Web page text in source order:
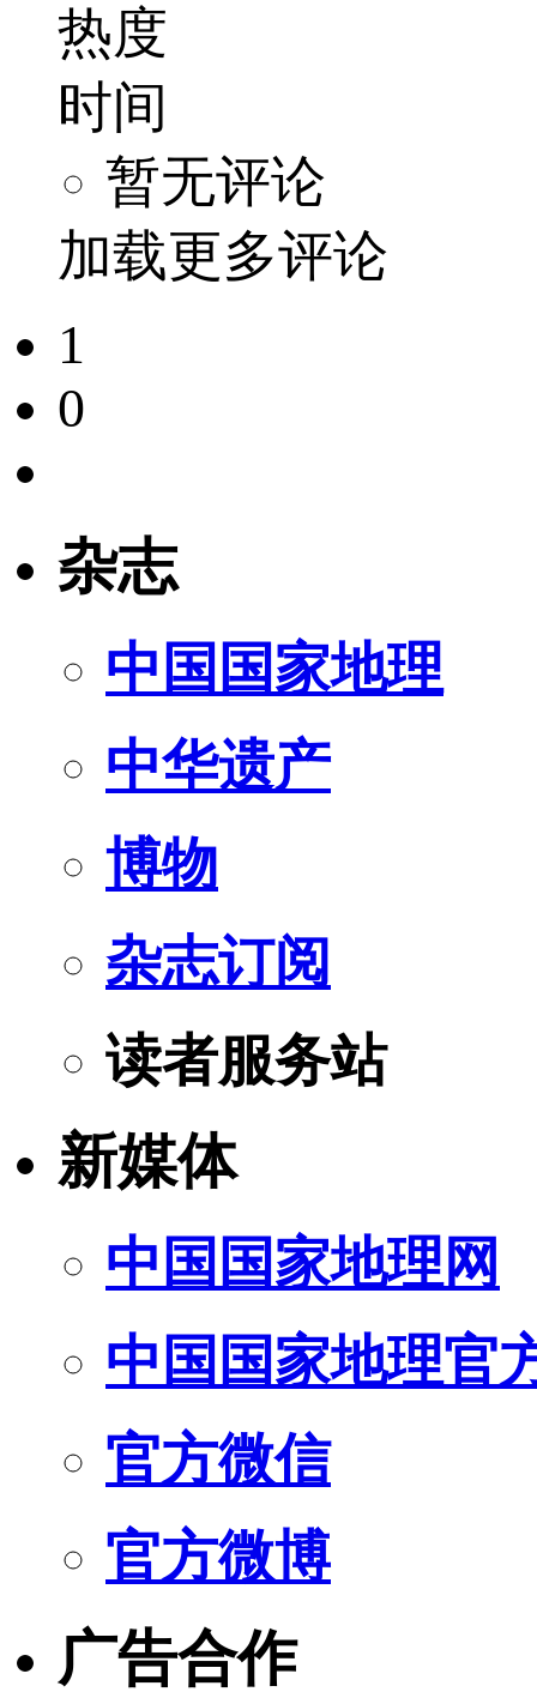
热度
时间
暂无评论
加载更多评论
1
0
杂志
中国国家地理
中华遗产
博物
杂志订阅
读者服务站
新媒体
中国国家地理网
中国国家地理官
官方微信
官方微博
广告合作